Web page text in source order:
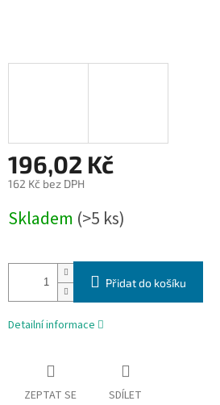
196,02 Kč
162 Kč bez DPH
cena:
Skladem (>5 ks)
Přidat do košíku
Detailní informace
ZEPTAT SE SDÍLET